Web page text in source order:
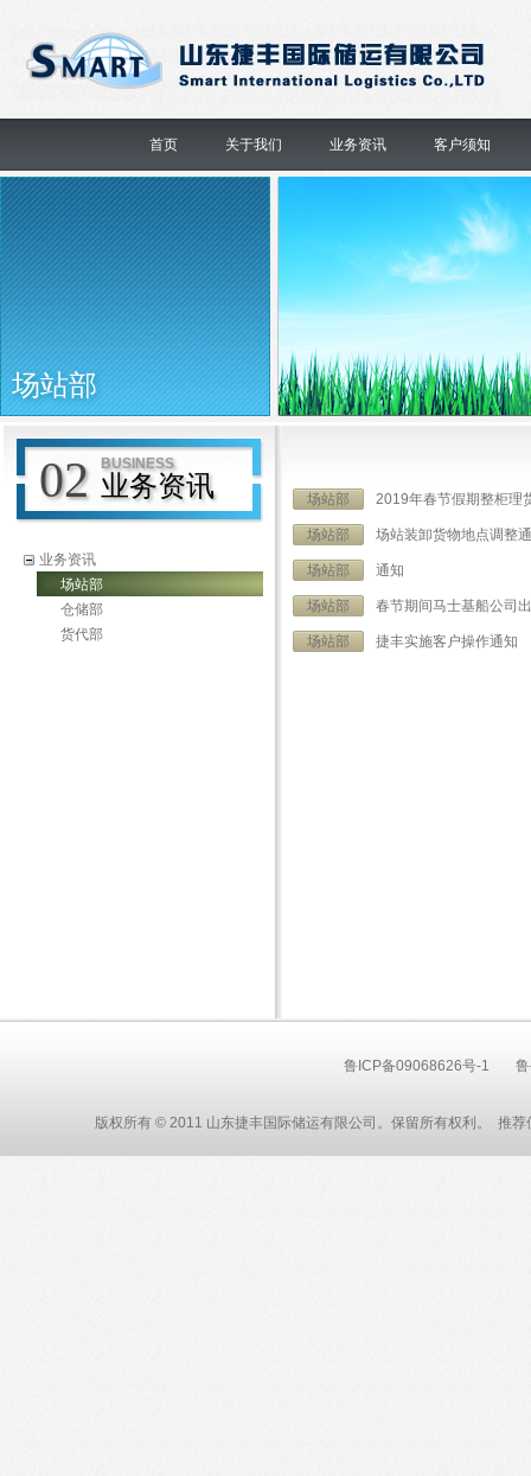
首页 关于我们 业务资讯 客户须知
场站部
02 BUSINESS
业务资讯
业务资讯
场站部
仓储部
货代部
场站部 2019年春节假期整柜理
场站部 场站装卸货物地点调整
场站部 通知
场站部 春节期间马士基船公司
场站部 捷丰实施客户操作通知
鲁ICP备09068626号-1
版权所有 © 2011 山东捷丰国际储运有限公司。保留所有权利。 推